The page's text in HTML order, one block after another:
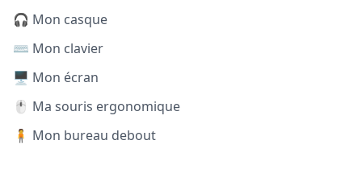
🎧 Mon casque
⌨️ Mon clavier
🖥️ Mon écran
🖱️ Ma souris ergonomique
🧍 Mon bureau debout